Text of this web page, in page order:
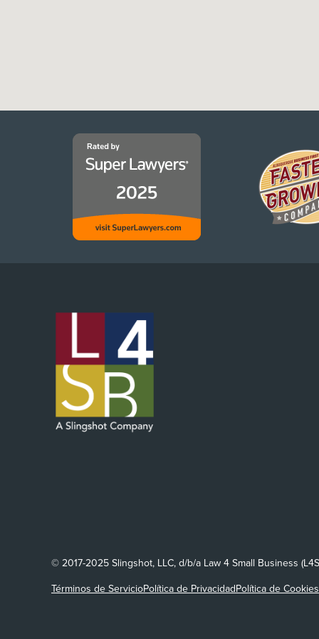
© 2017-2025 Slingshot, LLC, d/b/a Law 4 Small Business
Términos de ServicioPolítica de PrivacidadPolítica de Cookies